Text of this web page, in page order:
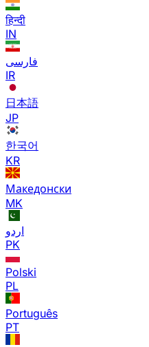
हिन्दी
IN
فارسی
IR
日本語
JP
한국어
KR
Македонски
MK
اردو
PK
Polski
PL
Português
PT